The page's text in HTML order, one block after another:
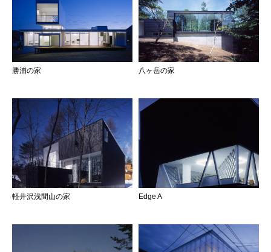
勝浦の家 八ヶ岳の家
軽井沢浅間山の家 Edge A